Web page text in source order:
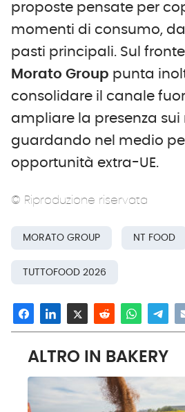
proposte pensate per
momenti di consumo,
pasti principali. Sul
Morato Group punta
consolidare il canale
ampliare la presenza sui
guardando nel medio
opportunità extra-UE.
© Riproduzione riservata
MORATO GROUP NT FOOD
TUTTOFOOD 2026
ALTRO IN BAKERY